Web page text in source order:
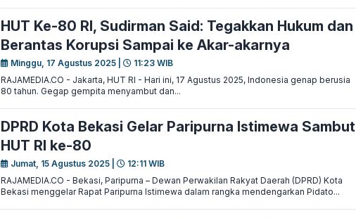
HUT Ke-80 RI, Sudirman Said: Tegakkan Hukum dan
Berantas Korupsi Sampai ke Akar-akarnya
Minggu, 17 Agustus 2025 |
11:23 WIB
RAJAMEDIA.CO - Jakarta, HUT RI - Hari ini, 17 Agustus 2025, Indonesia genap berusia
80 tahun. Gegap gempita menyambut dan...
DPRD Kota Bekasi Gelar Paripurna Istimewa Sambut
HUT RI ke-80
Jumat, 15 Agustus 2025 |
12:11 WIB
RAJAMEDIA.CO - Bekasi, Paripurna – Dewan Perwakilan Rakyat Daerah (DPRD) Kota
Bekasi menggelar Rapat Paripurna Istimewa dalam rangka mendengarkan Pidato...